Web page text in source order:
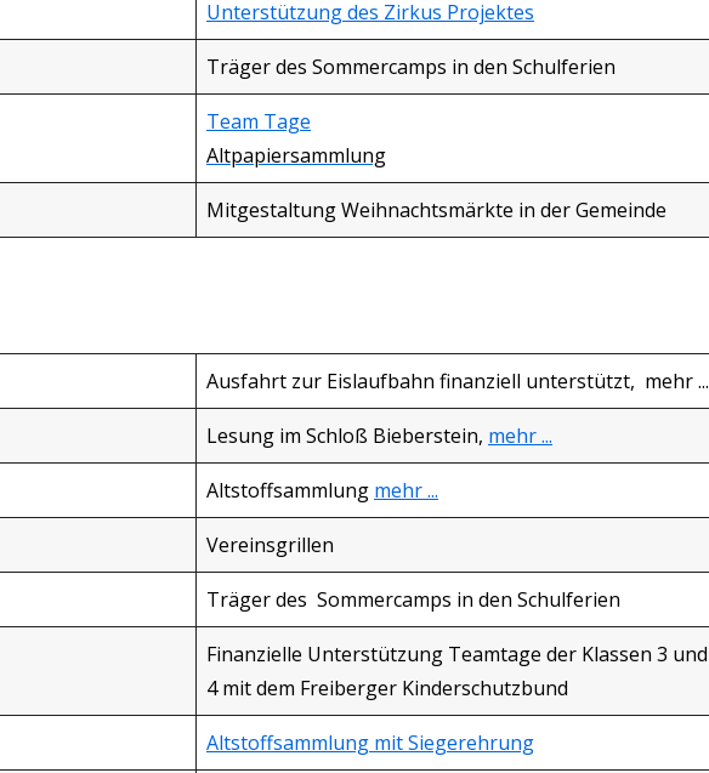
Unterstützung des Zirkus Projektes
Träger des Sommercamps in den Schulferien
Team Tage
Altpapiersammlung
Mitgestaltung Weihnachtsmärkte in der Gemeinde
Ausfahrt zur Eislaufbahn finanziell unterstützt, mehr ...
Lesung im Schloß Bieberstein, mehr ...
Altstoffsammlung mehr ...
Vereinsgrillen
Träger des Sommercamps in den Schulferien
Finanzielle Unterstützung Teamtage der Klassen 3 und
4 mit dem Freiberger Kinderschutzbund
Altstoffsammlung mit Siegerehrung